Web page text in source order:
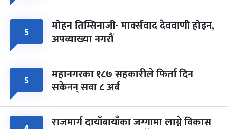
५ मोहन तिम्सिनाजी- मार्क्सवाद देववाणी होइन,
अपव्याख्या नगरौं
५ महानगरका १८७ सहकारीले फिर्ता दिन
सकेनन् सवा ८ अर्ब
राजमार्ग दायाँबायाँका जग्गामा लाग्ने विकास